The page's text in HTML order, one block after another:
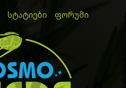
სტატიები
ფორუმი